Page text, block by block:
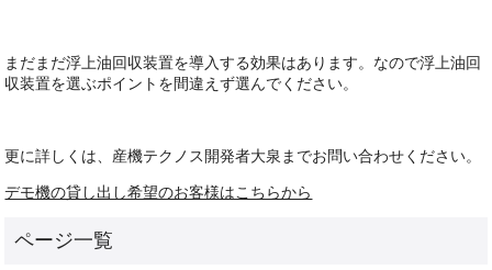
まだまだ浮上油回収装置を導入する効果はあります。なので浮上油回
収装置を選ぶポイントを間違えず選んでください。
更に詳しくは、産機テクノス開発者大泉までお問い合わせください。
デモ機の貸し出し希望のお客様はこちらから